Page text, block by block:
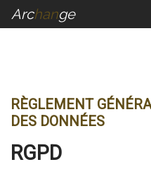
ArcHanGe
RÈGLEMENT
DES DONNÉES
RGPD